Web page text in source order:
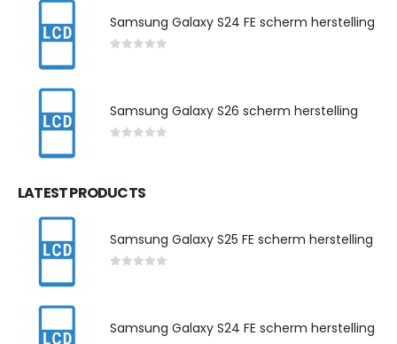
Samsung Galaxy S24 FE scherm herstelling
Samsung Galaxy S26 scherm herstelling
LATEST PRODUCTS
Samsung Galaxy S25 FE scherm herstelling
Samsung Galaxy S24 FE scherm herstelling